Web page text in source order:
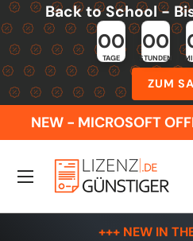
Skip to content
Back to School -
00
TAGE
00
STUNDEN
ZUM
NEW - MICROSOFT
Search
Menu
+++ NEW IN